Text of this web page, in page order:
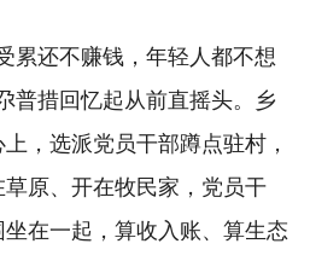
还不赚钱，年轻人都不想
普措回忆起从前直摇头。乡
，选派党员干部蹲点驻村，
原、开在牧民家，党员干
在一起，算收入账、算生态